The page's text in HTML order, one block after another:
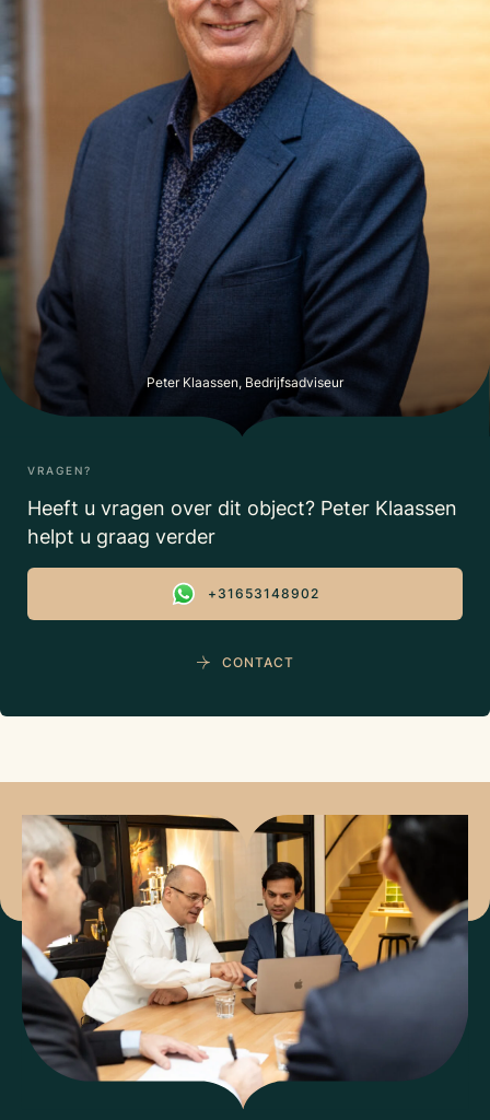
Peter Klaassen, Bedrijfsadviseur
VRAGEN?
Heeft u vragen over dit object? Peter Klaassen
helpt u graag verder
+31653148902
CONTACT